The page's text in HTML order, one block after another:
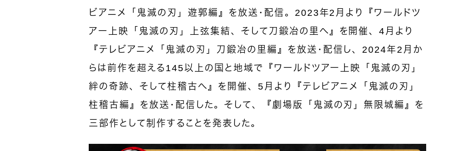
ビアニメ「鬼滅の刃」遊郭編』を放送・配信。2023年2月より『ワールドツ
アー上映「鬼滅の刃」上弦集結、そして刀鍛冶の里へ』を開催、4月より
『テレビアニメ「鬼滅の刃」刀鍛冶の里編』を放送・配信し、2024年2月か
らは前作を超える145以上の国と地域で『ワールドツアー上映「鬼滅の刃」
絆の奇跡、そして柱稽古へ』を開催、5月より『テレビアニメ「鬼滅の刃」
柱稽古編』を放送・配信した。そして、『劇場版「鬼滅の刃」無限城編』を
三部作として制作することを発表した。